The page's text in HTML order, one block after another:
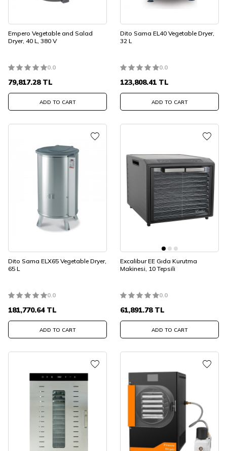
Empero Vegetable and Salad
Dryer, 40 L, 380 V
0.0
79,817.28TL
ADD TO CART
Dito Sama EL40 Vegetable Dryer,
32 L
0.0
123,808.41 TL
ADD TO CART
Dito Sama ELX65 Vegetable Dryer,
65 L
0.0
181,770.64TL
ADD TO CART
Excalibur EE Gıda Kurutma
Makinesi, 10 Tepsili
0.0
61,891.78TL
ADD TO CART